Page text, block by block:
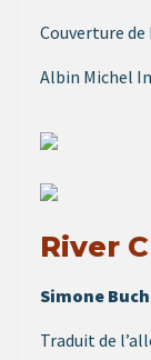
Couverture
Albin Michel
River
Simone
Traduit de